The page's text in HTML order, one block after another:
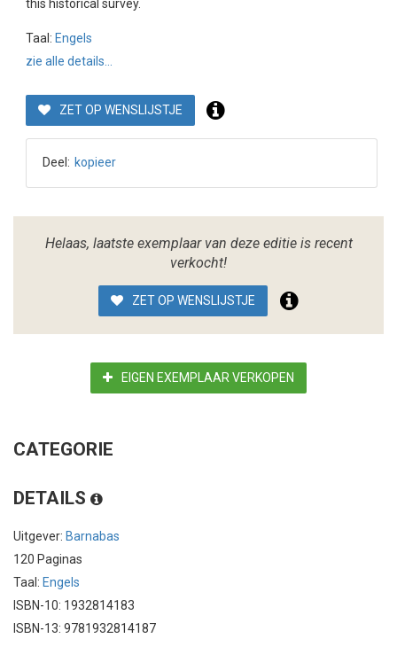
this historical survey.
Taal: Engels
zie alle details...
ZET OP WENSLIJSTJE
Deel: kopieer
Helaas, laatste exemplaar van deze editie is recent
verkocht!
ZET OP WENSLIJSTJE
EIGEN EXEMPLAAR VERKOPEN
CATEGORIE
DETAILS
Uitgever: Barnabas
120 Paginas
Taal: Engels
ISBN-10: 1932814183
ISBN-13: 9781932814187